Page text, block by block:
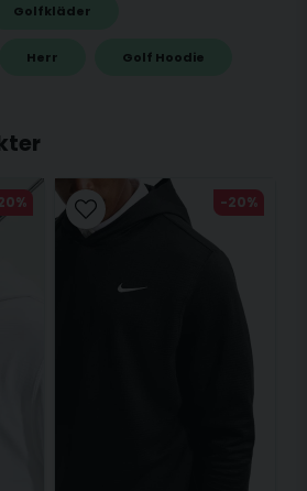
-20%
funktionsmaterial
min fråga
Golfkläder
Herr Golf Hoodie